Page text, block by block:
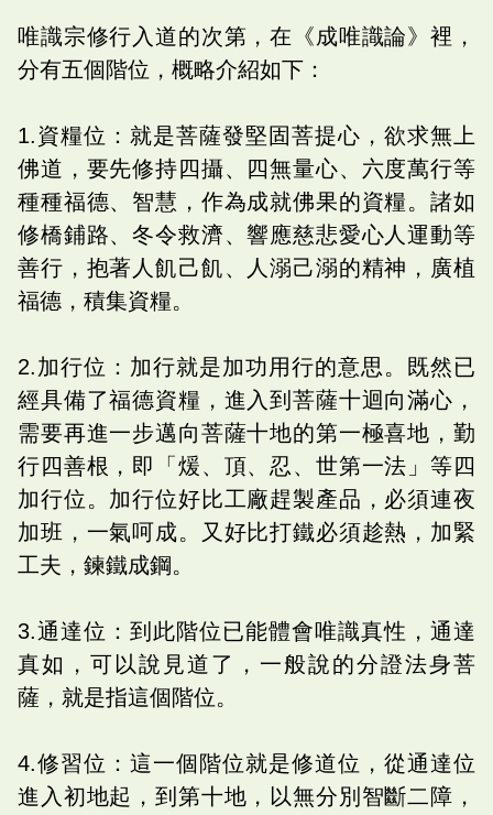
唯識宗修行入道的次第，在《成唯識論》裡，
分有五個階位，概略介紹如下：
1.資糧位：就是菩薩發堅固菩提心，欲求無上
佛道，要先修持四攝、四無量心、六度萬行等
種種福德、智慧，作為成就佛果的資糧。諸如
修橋鋪路、冬令救濟、響應慈悲愛心人運動等
善行，抱著人飢己飢、人溺己溺的精神，廣植
福德，積集資糧。
2.加行位：加行就是加功用行的意思。既然已
經具備了福德資糧，進入到菩薩十迴向滿心，
需要再進一步邁向菩薩十地的第一極喜地，勤
行四善根，即「煖、頂、忍、世第一法」等四
加行位。加行位好比工廠趕製產品，必須連夜
加班，一氣呵成。又好比打鐵必須趁熱，加緊
工夫，鍊鐵成鋼。
3.通達位：到此階位已能體會唯識真性，通達
真如，可以說見道了，一般說的分證法身菩
薩，就是指這個階位。
4.修習位：這一個階位就是修道位，從通達位
進入初地起，到第十地，以無分別智斷二障，